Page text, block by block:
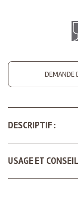
DEMANDE
DESCRIPTIF :
USAGE ET